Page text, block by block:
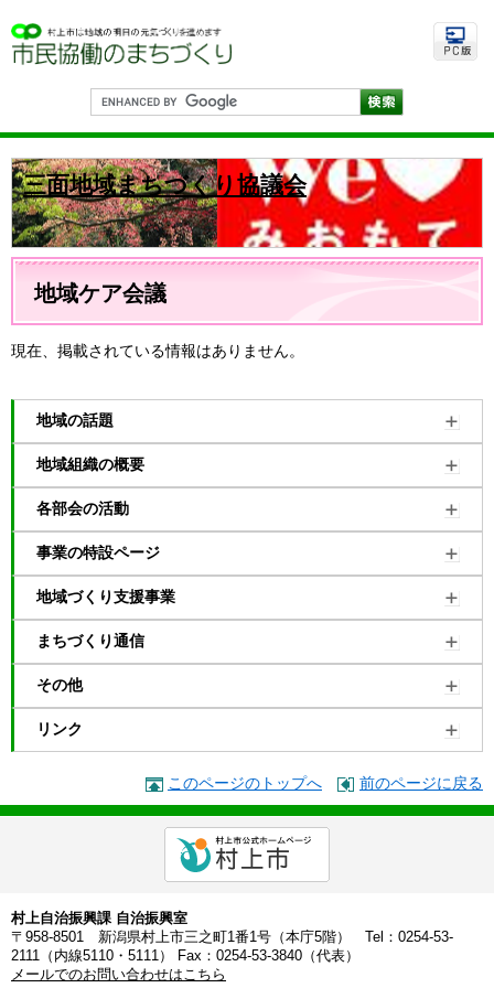
ー
ジ
の
。
ニ
ュ
ー
て
本
文
へ
G
o
o
l
e
カ
ス
タ
ム
検
索
三面地域まちづくり協議会
本
地域ケア会議
現在、掲載されている情報はありません。
地域の話題
地域組織の概要
各部会の活動
事業の特設ページ
地域づくり支援事業
まちづくり通信
その他
リンク
このページのトップへ 前のページに戻る
村上自治振興課 自治振興室
〒958-8501 新潟県村上市三之町1番1号（本庁5階） Tel：0254-53-
2111（内線5110・5111） Fax：0254-53-3840（代表）
メールでのお問い合わせはこちら